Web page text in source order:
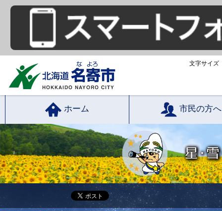
文字サイズ
ホーム 市民の方へ